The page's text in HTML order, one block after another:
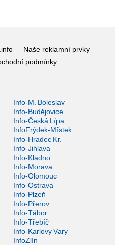
Naše reklamní prvky
podmínky
Info-M. Boleslav
Info-Budějovice
Info-Česká Lípa
InfoFrýdek-Místek
Info-Hradec Kr.
Info-Jihlava
Info-Kladno
Info-Morava
Info-Olomouc
Info-Ostrava
Info-Plzeň
Info-Přerov
Info-Tábor
Info-Třebíč
Info-Karlovy Vary
InfoZlín